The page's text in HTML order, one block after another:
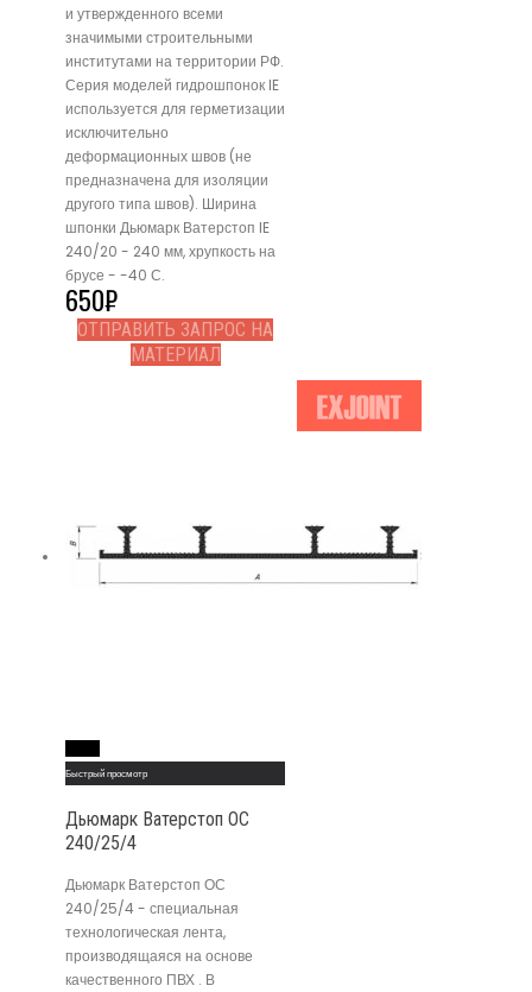
и утвержденного всеми
значимыми строительными
институтами на территории РФ.
Серия моделей гидрошпонок IE
используется для герметизации
исключительно
деформационных швов (не
предназначена для изоляции
другого типа швов). Ширина
шпонки Дьюмарк Ватерстоп IE
240/20 - 240 мм, хрупкость на
брусе - -40 С.
650₽
ОТПРАВИТЬ ЗАПРОС НА
МАТЕРИАЛ
Быстрый просмотр
Дьюмарк Ватерстоп ОС
240/25/4
Дьюмарк Ватерстоп ОС
240/25/4 - специальная
технологическая лента,
производящаяся на основе
качественного ПВХ . В